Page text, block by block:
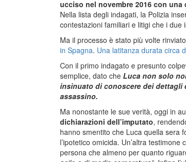
ucciso nel novembre 2016 con
Nella lista degli indagati, la Polizia
contestazioni familiari e litigi che i due
Ma il processo è stato più volte
in Spagna. Una latitanza durata circa
Con il primo indagato e presunto
semplice, dato che Luca non solo
insinuato di conoscere dei dettagli
assassino.
Ma nonostante le sue verità, oggi in
dichiarazioni dell’imputato,
hanno smentito che Luca quella sera
l’ipotetico omicida. Un’altra
persona che almeno per quanto